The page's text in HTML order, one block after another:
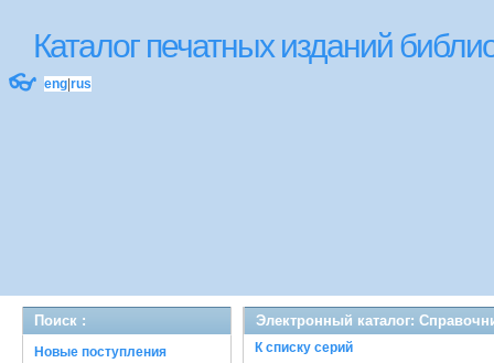
Каталог печатных изданий
👓 eng rus
Поиск :
Новые поступления
Электронный каталог:
К списку серий